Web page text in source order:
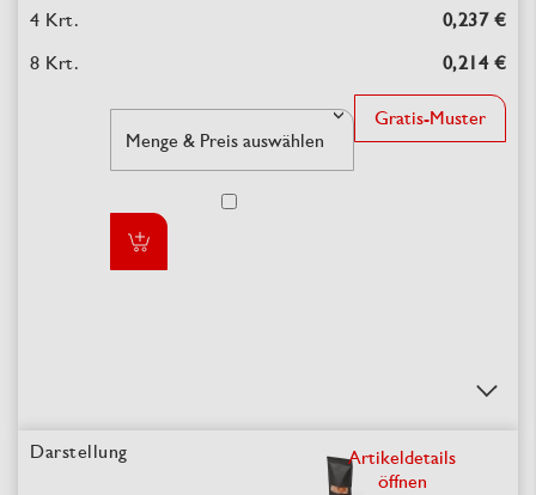
0,237 €
0,214 €
Gratis-Muster
Artikeldetails
öffnen